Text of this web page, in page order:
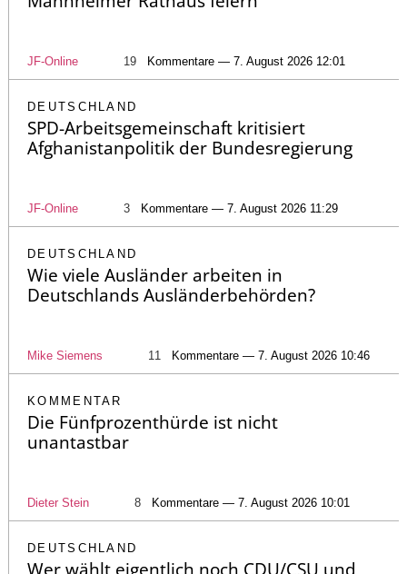
JF-Online 19 Kommentare — 7. August 2026 12:01
DEUTSCHLAND
SPD-Arbeitsgemeinschaft kritisiert
Afghanistanpolitik der Bundesregierung
JF-Online 3 Kommentare — 7. August 2026 11:29
DEUTSCHLAND
Wie viele Ausländer arbeiten in
Deutschlands Ausländerbehörden?
Mike Siemens 11 Kommentare — 7. August 2026 10:46
KOMMENTAR
Die Fünfprozenthürde ist nicht
unantastbar
Dieter Stein 8 Kommentare — 7. August 2026 10:01
DEUTSCHLAND